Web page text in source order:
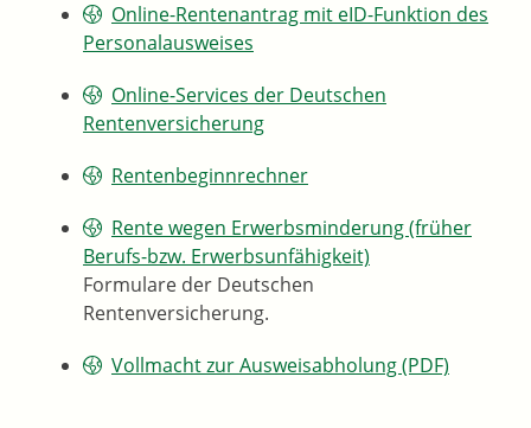
Online-Rentenantrag mit eID-Funktion des
Personalausweises
Online-Services der Deutschen
Rentenversicherung
Rentenbeginnrechner
Rente wegen Erwerbsminderung (früher
Berufs-bzw. Erwerbsunfähigkeit)
Formulare der Deutschen
Rentenversicherung.
Vollmacht zur Ausweisabholung (PDF)